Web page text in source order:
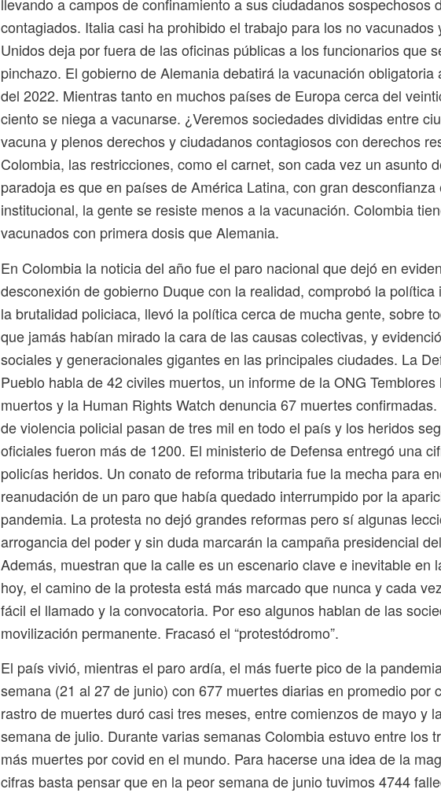
llevando a campos de confinamiento a sus ciudadanos sospechosos
contagiados. Italia casi ha prohibido el trabajo para los no vacunados
Unidos deja por fuera de las oficinas públicas a los funcionarios que
pinchazo. El gobierno de Alemania debatirá la vacunación obligatoria
del 2022. Mientras tanto en muchos países de Europa cerca del
ciento se niega a vacunarse. ¿Veremos sociedades divididas entre
vacuna y plenos derechos y ciudadanos contagiosos con derechos
Colombia, las restricciones, como el carnet, son cada vez un asunto
paradoja es que en países de América Latina, con gran desconfianza
institucional, la gente se resiste menos a la vacunación. Colombia
vacunados con primera dosis que Alemania.
En Colombia la noticia del año fue el paro nacional que dejó en
desconexión de gobierno Duque con la realidad, comprobó la política
la brutalidad policiaca, llevó la política cerca de mucha gente, sobre
que jamás habían mirado la cara de las causas colectivas, y
sociales y generacionales gigantes en las principales ciudades. La
Pueblo habla de 42 civiles muertos, un informe de la ONG
muertos y la Human Rights Watch denuncia 67 muertes
de violencia policial pasan de tres mil en todo el país y los heridos
oficiales fueron más de 1200. El ministerio de Defensa entregó una
policías heridos. Un conato de reforma tributaria fue la mecha para
reanudación de un paro que había quedado interrumpido por la
pandemia. La protesta no dejó grandes reformas pero sí algunas
arrogancia del poder y sin duda marcarán la campaña presidencial
Además, muestran que la calle es un escenario clave e inevitable en
hoy, el camino de la protesta está más marcado que nunca y cada
fácil el llamado y la convocatoria. Por eso algunos hablan de las
movilización permanente. Fracasó el “protestódromo”.
El país vivió, mientras el paro ardía, el más fuerte pico de la
semana (21 al 27 de junio) con 677 muertes diarias en promedio por
rastro de muertes duró casi tres meses, entre comienzos de mayo y
semana de julio. Durante varias semanas Colombia estuvo entre los
más muertes por covid en el mundo. Para hacerse una idea de la
cifras basta pensar que en la peor semana de junio tuvimos 4744